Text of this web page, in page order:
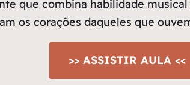
que combina habilidade
os corações daqueles que
>> ASSISTIR AULA <<